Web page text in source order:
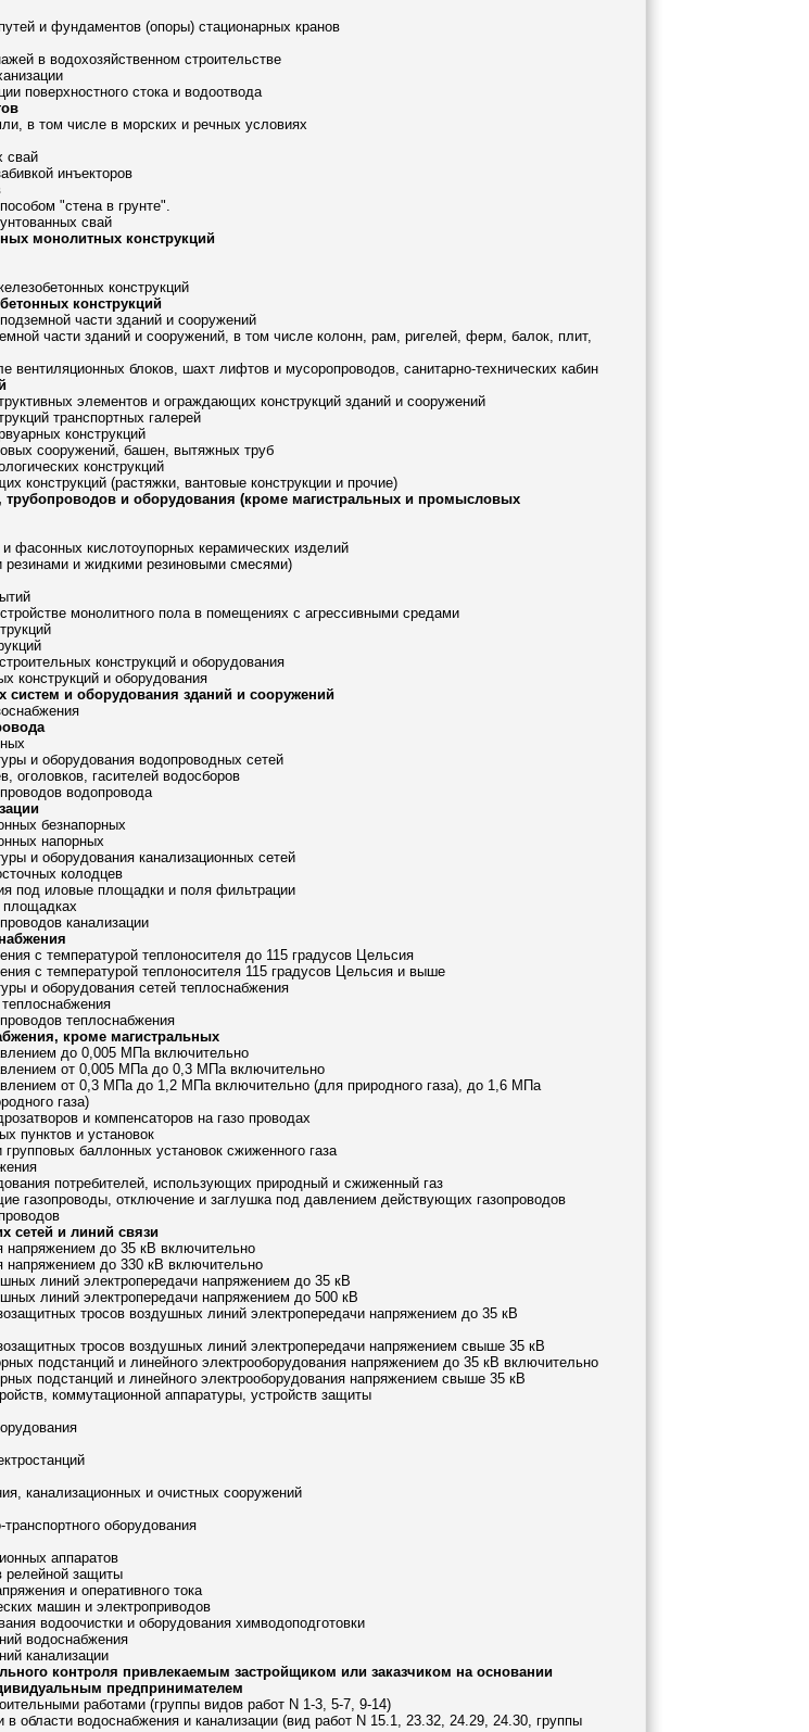
и фундаментов (опоры) стационарных кранов
в водохозяйственном строительстве
поверхностного стока и водоотвода
в том числе в морских и речных условиях
свай
инъекторов
"стена в грунте".
свай
монолитных конструкций
конструкций
конструкций
части зданий и сооружений
части зданий и сооружений, в том числе колонн, рам, ригелей, ферм, балок, плит,
блоков, шахт лифтов и мусоропроводов, санитарно-технических кабин
элементов и ограждающих конструкций зданий и сооружений
транспортных галерей
конструкций
сооружений, башен, вытяжных труб
конструкций
конструкций (растяжки, вантовые конструкции и прочие)
трубопроводов и оборудования (кроме магистральных и промысловых
фасонных кислотоупорных керамических изделий
и жидкими резиновыми смесями)
монолитного пола в помещениях с агрессивными средами
конструкций и оборудования
конструкций и оборудования
систем и оборудования зданий и сооружений
и оборудования водопроводных сетей
оголовков, гасителей водосборов
водопровода
безнапорных
напорных
и оборудования канализационных сетей
колодцев
под иловые площадки и поля фильтрации
площадках
канализации
с температурой теплоносителя до 115 градусов Цельсия
с температурой теплоносителя 115 градусов Цельсия и выше
и оборудования сетей теплоснабжения
теплоснабжения
кроме магистральных
до 0,005 МПа включительно
от 0,005 МПа до 0,3 МПа включительно
от 0,3 МПа до 1,2 МПа включительно (для природного газа), до 1,6 МПа
газа)
и компенсаторов на газо проводах
пунктов и установок
баллонных установок сжиженного газа
потребителей, использующих природный и сжиженный газ
газопроводы, отключение и заглушка под давлением действующих газопроводов
сетей и линий связи
напряжением до 35 кВ включительно
напряжением до 330 кВ включительно
линий электропередачи напряжением до 35 кВ
линий электропередачи напряжением до 500 кВ
тросов воздушных линий электропередачи напряжением до 35 кВ
тросов воздушных линий электропередачи напряжением свыше 35 кВ
подстанций и линейного электрооборудования напряжением до 35 кВ включительно
подстанций и линейного электрооборудования напряжением свыше 35 кВ
коммутационной аппаратуры, устройств защиты
канализационных и очистных сооружений
оборудования
аппаратов
релейной защиты
и оперативного тока
машин и электроприводов
водоочистки и оборудования химводоподготовки
водоснабжения
канализации
контроля привлекаемым застройщиком или заказчиком на основании
предпринимателем
работами (группы видов работ N 1-3, 5-7, 9-14)
области водоснабжения и канализации (вид работ N 15.1, 23.32, 24.29, 24.30, группы